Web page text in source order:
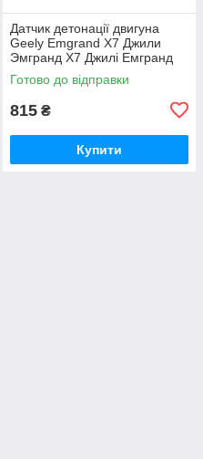
Датчик детонації двигуна
Geely Emgrand X7 Джили
Эмгранд Х7 Джилі Емгранд
Х7
Готово до відправки
815 ₴
Купити